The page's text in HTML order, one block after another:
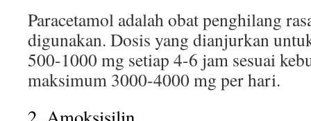
Paracetamol adalah obat penghilang
digunakan. Dosis yang dianjurkan
500-1000 mg setiap 4-6 jam sesuai
maksimum 3000-4000 mg per hari.